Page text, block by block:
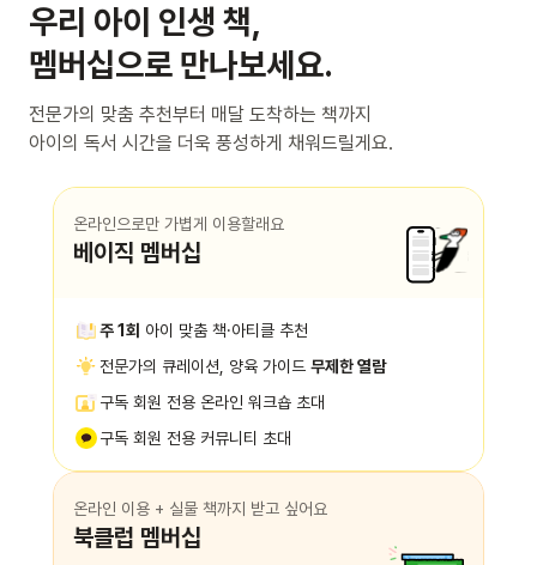
우리 아이 인생 책,
멤버십으로 만나보세요.
전문가의 맞춤 추천부터 매달 도착하는 책까지
아이의 독서 시간을 더욱 풍성하게 채워드릴게요.
온라인으로만 가볍게 이용할래요
베이직 멤버십
주 1회 아이 맞춤 책·아티클 추천
전문가의 큐레이션, 양육 가이드 무제한 열람
구독 회원 전용 온라인 워크숍 초대
구독 회원 전용 커뮤니티 초대
온라인 이용 + 실물 책까지 받고 싶어요
북클럽 멤버십